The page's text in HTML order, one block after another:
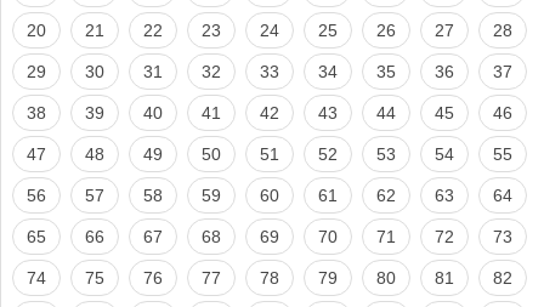
20 21 22 23 24 25 26 27 28
29 30 31 32 33 34 35 36 37
38 39 40 41 42 43 44 45 46
47 48 49 50 51 52 53 54 55
56 57 58 59 60 61 62 63 64
65 66 67 68 69 70 71 72 73
74 75 76 77 78 79 80 81 82